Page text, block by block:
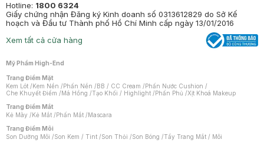
Hotline: 1800 6324
Giấy chứng nhận Đăng ký Kinh doanh số 0313612829 do Sở Kế
hoạch và Đầu tư Thành phố Hồ Chí Minh cấp ngày 13/01/2016
Xem tất cả cửa hàng
Mỹ Phẩm High-End
Trang Điểm Mặt
Kem Lót /Kem Nền /Phấn Nền /BB / CC Cream /Phấn Nước Cushion /
Che Khuyết Điểm /Má Hồng /Tạo Khối / Highlight /Phấn Phủ /Xịt Khoá Makeup
Trang Điểm Mắt
Kẻ Mày /Kẻ Mắt /Phấn Mắt /Mascara
Trang Điểm Môi
Son Dưỡng Môi /Son Kem / Tint /Son Thỏi /Son Bóng /Tẩy Trang Mắt / Môi